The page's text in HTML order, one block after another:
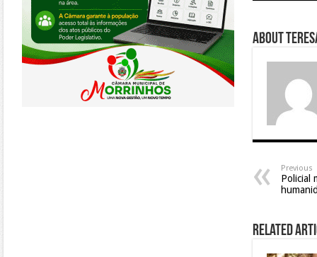
About
Previous
Policial
Related